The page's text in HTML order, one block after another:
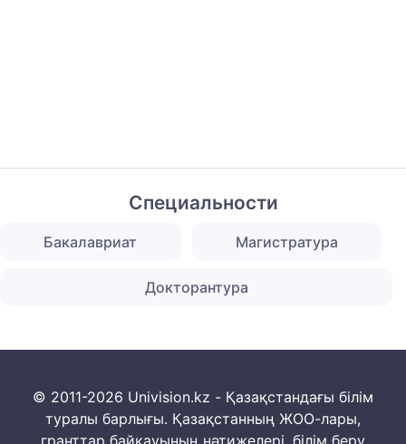
Специальности
Бакалавриат Магистратура
Докторантура
© 2011-2026 Univision.kz - Қазақстандағы білім
туралы барлығы. Қазақстанның ЖОО-лары,
гранттар байқауының нәтижелері, білім беру